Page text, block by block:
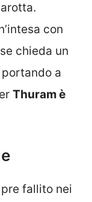
con
chieda un
a
Thuram è
fallito nei